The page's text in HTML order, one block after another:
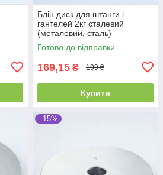
Блін диск для штанги і
гантелей 2кг сталевий
(металевий, сталь)
Готово до відправки
169,15 ₴ 199 ₴
Купити
–15%